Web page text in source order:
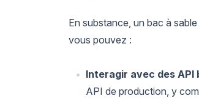
En substance, un bac à
vous pouvez :
Interagir avec des
API de production, y